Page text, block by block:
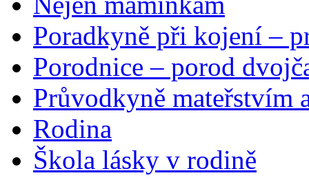
Poradkyně při kojení –
Porodnice – porod
Průvodkyně mateřstvím
Rodina
Škola lásky v rodině